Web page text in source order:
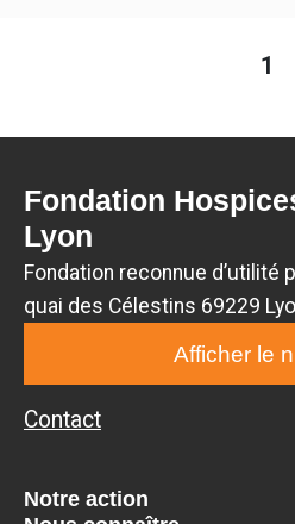
1
Fondation
Lyon
Fondation reconnue d’utilité
quai des Célestins 69229
Afficher le
Contact
Notre action